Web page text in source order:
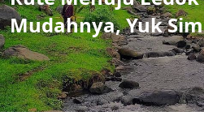
Mudahnya, Yuk